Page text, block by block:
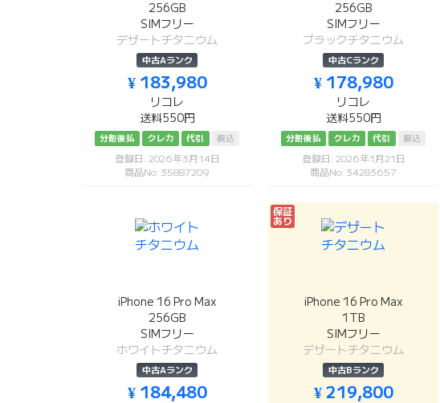
256GB
SIMフリー
デザートチタニウム
中古Aランク
¥ 183,980
リコレ
送料550円
分割後払 クレカ 代引 振込
登録日: 2026年3月14日
商品No: 35887209
256GB
SIMフリー
ブラックチタニウム
中古Cランク
¥ 178,980
リコレ
送料550円
分割後払 クレカ 代引 振込
登録日: 2026年1月21日
商品No: 34283657
iPhone 16 Pro Max
256GB
SIMフリー
ホワイトチタニウム
中古Aランク
¥ 184,480
保証
あり
iPhone 16 Pro Max
1TB
SIMフリー
デザートチタニウム
中古Bランク
¥ 219,800